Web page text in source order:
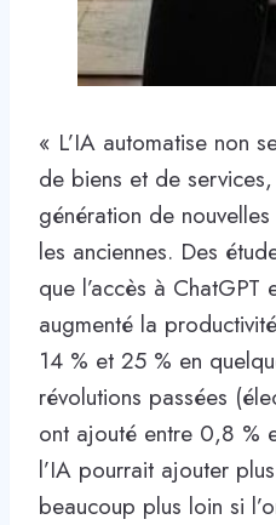
« L’IA automatise non
de biens et de
génération de
les anciennes. Des
que l’accès à ChatGPT
augmenté la
14 % et 25 % en
révolutions passées
ont ajouté entre 0,8 %
l’IA pourrait ajouter
beaucoup plus loin si